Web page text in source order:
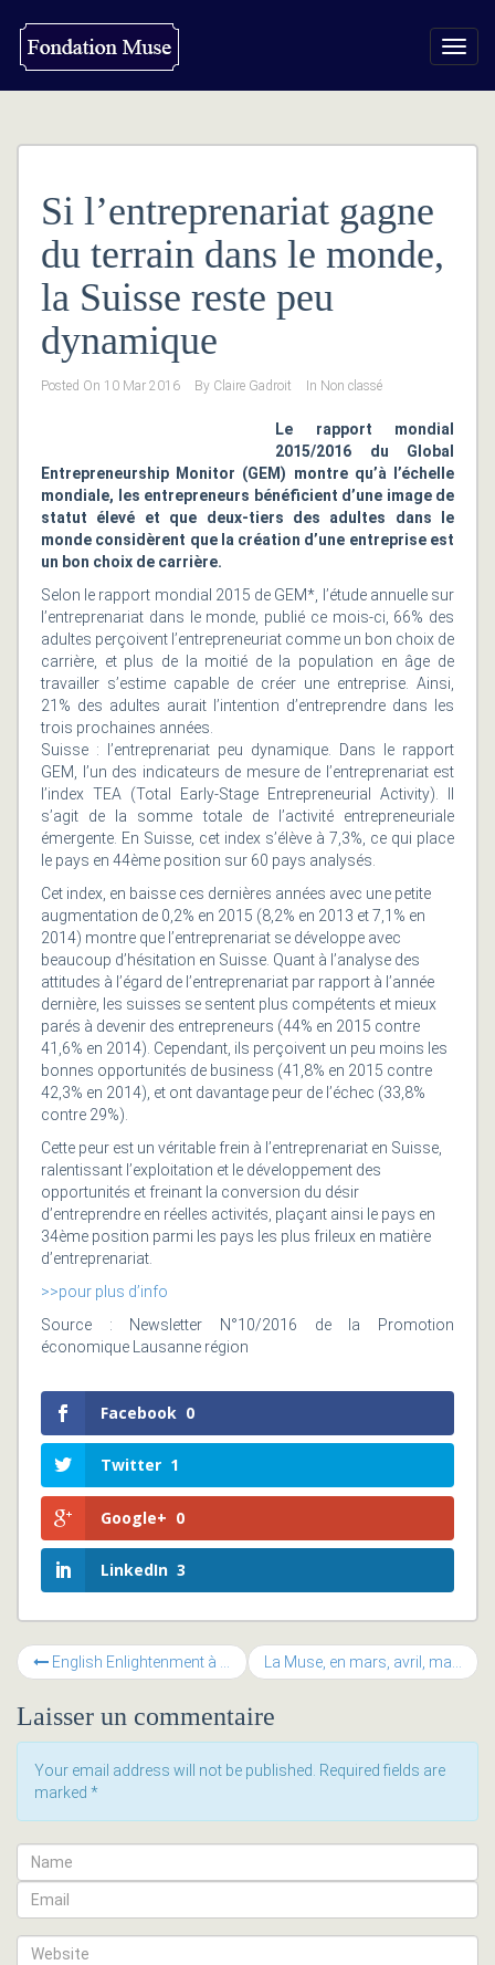
Si l’entreprenariat gagne
du terrain dans le monde,
la Suisse reste peu
dynamique
Posted On 10 Mar 2016 By Claire Gadroit In Non classé
Le rapport mondial
2015/2016 du Global
Entrepreneurship Monitor (GEM) montre qu’à l’échelle
mondiale, les entrepreneurs bénéficient d’une image de
statut élevé et que deux-tiers des adultes dans le
monde considèrent que la création d’une entreprise est
un bon choix de carrière.
Selon le rapport mondial 2015 de GEM*, l’étude annuelle sur
l’entreprenariat dans le monde, publié ce mois-ci, 66% des
adultes perçoivent l’entrepreneuriat comme un bon choix de
carrière, et plus de la moitié de la population en âge de
travailler s’estime capable de créer une entreprise. Ainsi,
21% des adultes aurait l’intention d’entreprendre dans les
trois prochaines années.
Suisse : l’entreprenariat peu dynamique. Dans le rapport
GEM, l’un des indicateurs de mesure de l’entreprenariat est
l’index TEA (Total Early-Stage Entrepreneurial Activity). Il
s’agit de la somme totale de l’activité entrepreneuriale
émergente. En Suisse, cet index s’élève à 7,3%, ce qui place
le pays en 44ème position sur 60 pays analysés.
Cet index, en baisse ces dernières années avec une petite
augmentation de 0,2% en 2015 (8,2% en 2013 et 7,1% en
2014) montre que l’entreprenariat se développe avec
beaucoup d’hésitation en Suisse. Quant à l’analyse des
attitudes à l’égard de l’entreprenariat par rapport à l’année
dernière, les suisses se sentent plus compétents et mieux
parés à devenir des entrepreneurs (44% en 2015 contre
41,6% en 2014). Cependant, ils perçoivent un peu moins les
bonnes opportunités de business (41,8% en 2015 contre
42,3% en 2014), et ont davantage peur de l’échec (33,8%
contre 29%).
Cette peur est un véritable frein à l’entreprenariat en Suisse,
ralentissant l’exploitation et le développement des
opportunités et freinant la conversion du désir
d’entreprendre en réelles activités, plaçant ainsi le pays en
34ème position parmi les pays les plus frileux en matière
d’entreprenariat.
>>pour plus d’info
Source : Newsletter N°10/2016 de la Promotion
économique Lausanne région
Facebook 0
Twitter 1
Google+ 0
LinkedIn 3
English Enlightenment à la Muse La Muse, en mars, avril, mai, c’est “The Place To RBI”
Laisser un commentaire
Your email address will not be published. Required fields are
marked *